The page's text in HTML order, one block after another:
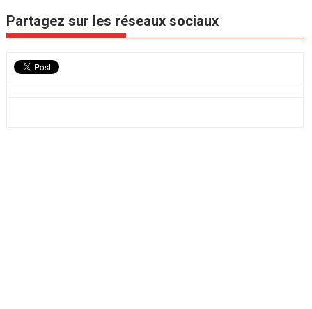
Partagez sur les réseaux sociaux